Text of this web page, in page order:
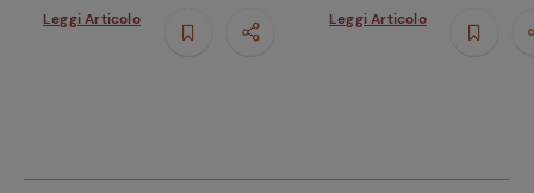
Leggi Articolo Leggi Articolo